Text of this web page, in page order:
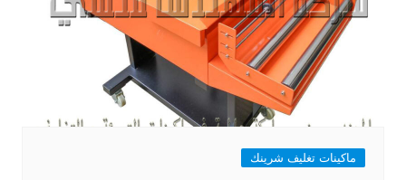
ماكينات تغليف شرينك